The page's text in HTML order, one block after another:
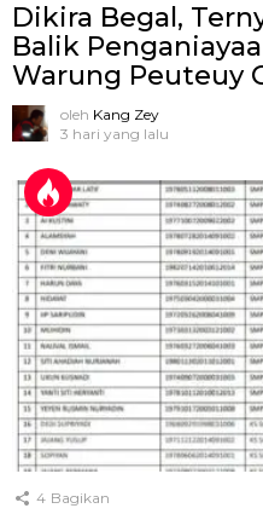
Dikira Begal,
Balik
Warung Peuteuy
oleh Kang Zey
3 hari yang lalu
4 Bagikan